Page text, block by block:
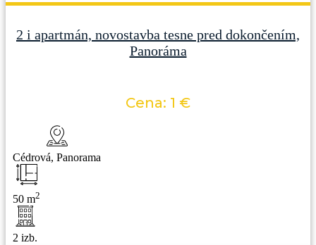
2 i apartmán, novostavba tesne pred dokončením,
Panoráma
Cena: 1 €
Cédrová, Panorama
50 m2
2 izb.